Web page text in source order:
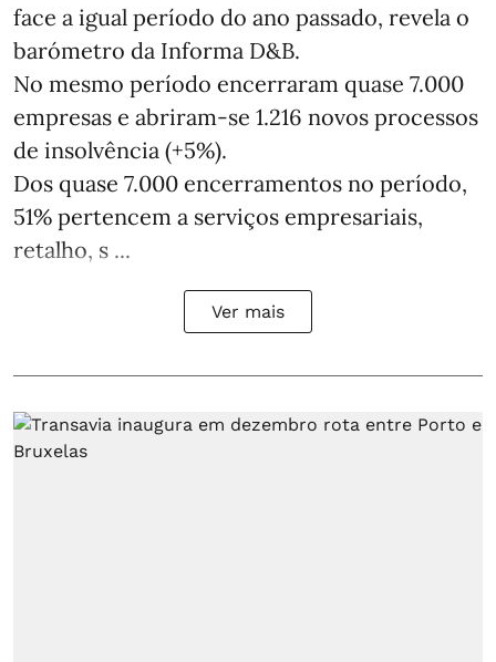
face a igual período do ano passado, revela o
barómetro da Informa D&B.
No mesmo período encerraram quase 7.000
empresas e abriram‑se 1.216 novos processos
de insolvência (+5%).
Dos quase 7.000 encerramentos no período,
51% pertencem a serviços empresariais,
retalho, s ...
Ver mais